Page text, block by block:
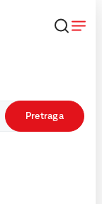
Pretraga